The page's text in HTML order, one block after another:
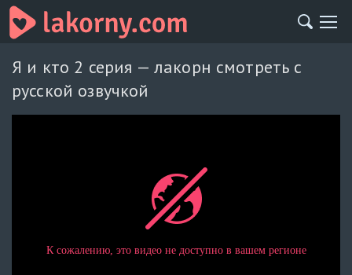
Я и кто 2 серия — лакорн смотреть с
русской озвучкой